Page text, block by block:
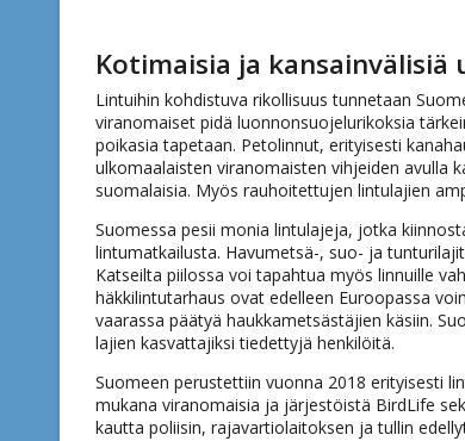
Kotimaisia ja kansainvälisiä
Lintuihin kohdistuva rikollisuus tunnetaan
viranomaiset pidä luonnonsuojelurikoksia
poikasia tapetaan. Petolinnut, erityisesti
ulkomaalaisten viranomaisten vihjeiden avulla
suomalaisia. Myös rauhoitettujen lintulajien
Suomessa pesii monia lintulajeja, jotka
lintumatkailusta. Havumetsä-, suo- ja
Katseilta piilossa voi tapahtua myös linnuille
häkkilintutarhaus ovat edelleen Euroopassa
vaarassa päätyä haukkametsästäjien käsiin.
lajien kasvattajiksi tiedettyjä henkilöitä.
Suomeen perustettiin vuonna 2018 erityisesti
mukana viranomaisia ja järjestöistä BirdLife
kautta poliisin, rajavartiolaitoksen ja tullin